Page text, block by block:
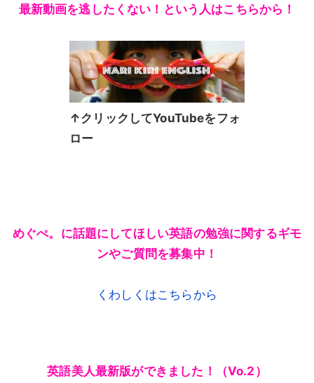
最新動画を逃したくない！という人はこちらから！
↑クリックしてYouTubeをフォ
ロー
めぐぺ。に話題にしてほしい英語の勉強に関するギモ
ンやご質問を募集中！
くわしくはこちらから
英語美人最新版ができました！（Vo.2）